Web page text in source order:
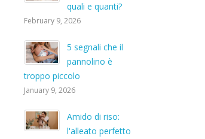
quali e quanti?
February 9, 2026
5 segnali che il
pannolino è
troppo piccolo
January 9, 2026
Amido di riso:
l'alleato perfetto